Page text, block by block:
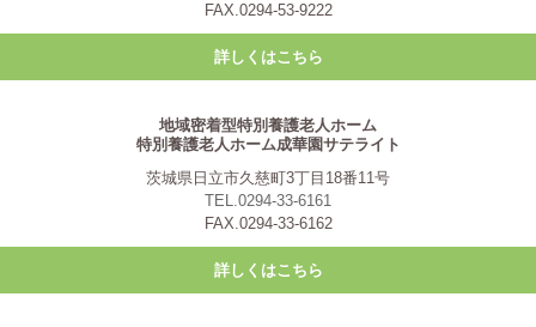
FAX.0294-53-9222
詳しくはこちら
地域密着型特別養護老人ホーム
特別養護老人ホーム成華園サテライト
茨城県日立市久慈町3丁目18番11号
TEL.0294-33-6161
FAX.0294-33-6162
詳しくはこちら